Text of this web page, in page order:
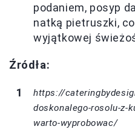
podaniem, posyp
natką pietruszki,
wyjątkowej
Źródła:
https://
doskonalego-rosolu-z-
warto-wyprobowac/